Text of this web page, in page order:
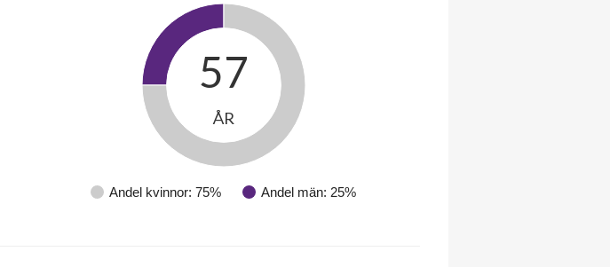
Andel kvinnor: 75% Andel män: 25%
57
ÅR